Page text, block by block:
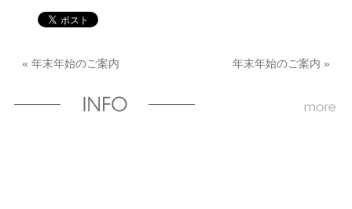
« 年末年始のご案内 年末年始のご案内 »